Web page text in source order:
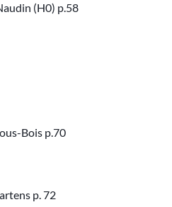
(H0) p.58
Bois p.70
p. 72